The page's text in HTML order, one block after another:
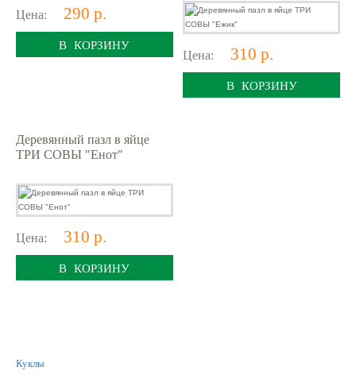
Цена: 290 р.
В КОРЗИНУ
Цена: 310 р.
В КОРЗИНУ
Деревянный пазл в яйце
ТРИ СОВЫ "Енот"
Цена: 310 р.
В КОРЗИНУ
Куклы